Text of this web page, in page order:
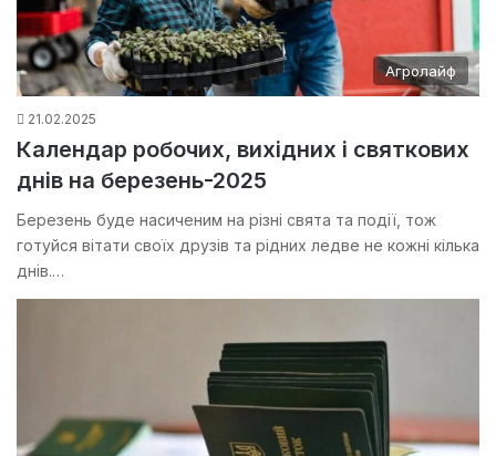
Агролайф
21.02.2025
Календар робочих, вихідних і святкових
днів на березень-2025
Березень буде насиченим на різні свята та події, тож
готуйся вітати своїх друзів та рідних ледве не кожні кілька
днів.…